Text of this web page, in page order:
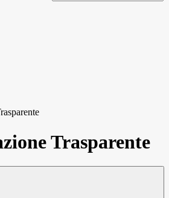
Trasparente